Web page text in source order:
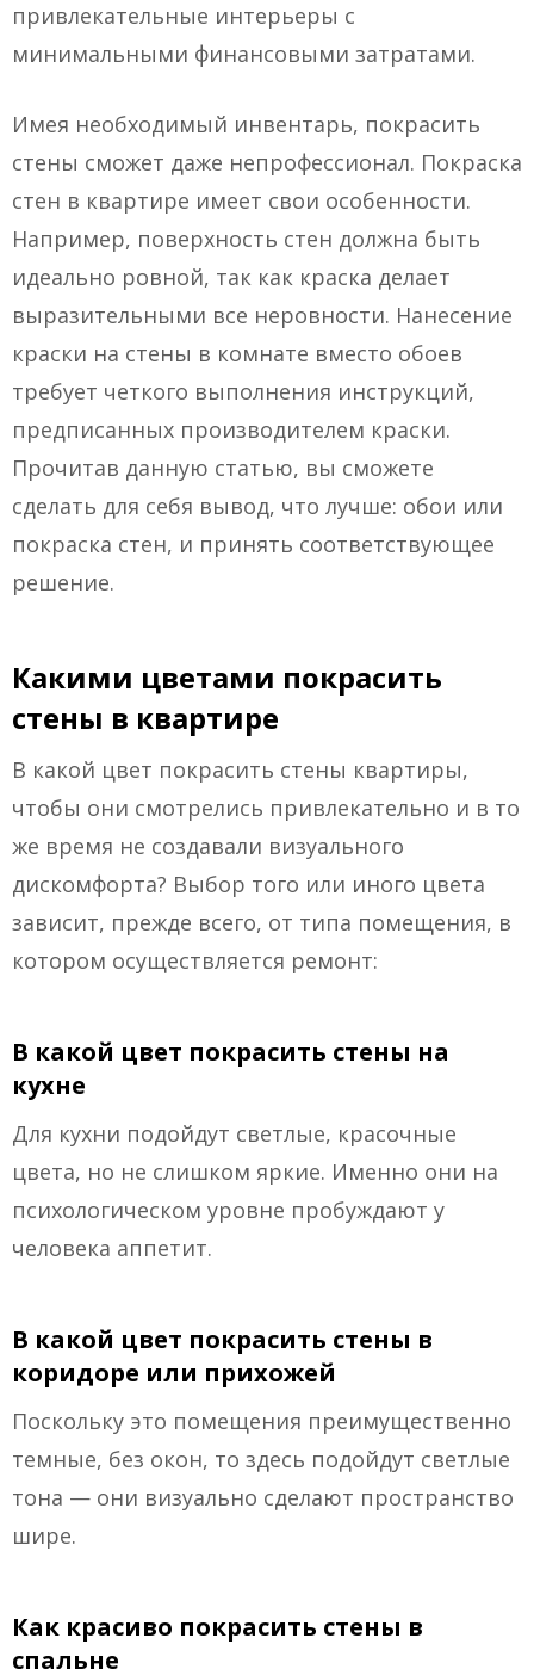
привлекательные интерьеры с
минимальными финансовыми затратами.
Имея необходимый инвентарь, покрасить
стены сможет даже непрофессионал. Покраска
стен в квартире имеет свои особенности.
Например, поверхность стен должна быть
идеально ровной, так как краска делает
выразительными все неровности. Нанесение
краски на стены в комнате вместо обоев
требует четкого выполнения инструкций,
предписанных производителем краски.
Прочитав данную статью, вы сможете
сделать для себя вывод, что лучше: обои или
покраска стен, и принять соответствующее
решение.
Какими цветами покрасить
стены в квартире
В какой цвет покрасить стены квартиры,
чтобы они смотрелись привлекательно и в то
же время не создавали визуального
дискомфорта? Выбор того или иного цвета
зависит, прежде всего, от типа помещения, в
котором осуществляется ремонт:
В какой цвет покрасить стены на
кухне
Для кухни подойдут светлые, красочные
цвета, но не слишком яркие. Именно они на
психологическом уровне пробуждают у
человека аппетит.
В какой цвет покрасить стены в
коридоре или прихожей
Поскольку это помещения преимущественно
темные, без окон, то здесь подойдут светлые
тона — они визуально сделают пространство
шире.
Как красиво покрасить стены в
спальне